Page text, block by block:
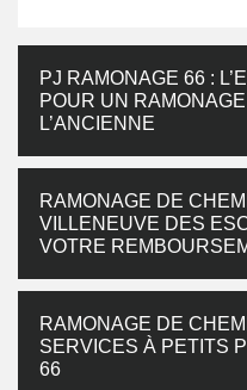
PJ RAMONAGE 66 :
POUR UN
L’ANCIENNE
RAMONAGE DE
VILLENEUVE DES
VOTRE
RAMONAGE DE
SERVICES À PETITS
66